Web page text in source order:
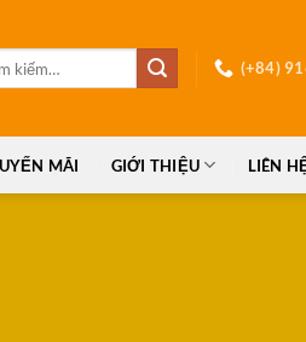
(+84)
MÃI GIỚI THIỆU LIÊN